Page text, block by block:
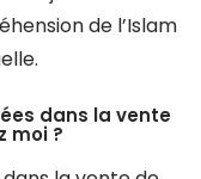
de l’Islam
dans la vente
moi ?